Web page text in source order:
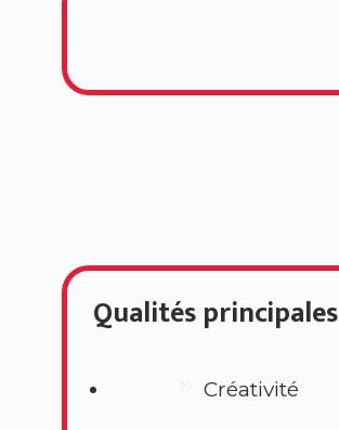
Qualités principales
Créativité